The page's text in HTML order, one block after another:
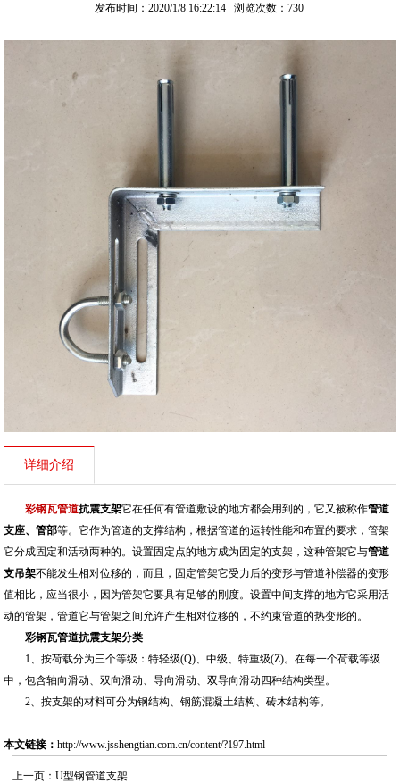
发布时间：2020/1/8 16:22:14 浏览次数： 730
详细介绍
彩钢瓦管道抗震支架它在任何有管道敷设的地方都会用到的，它又被称作管道
支座、管部等。它作为管道的支撑结构，根据管道的运转性能和布置的要求，管架
它分成固定和活动两种的。设置固定点的地方成为固定的支架，这种管架它与管道
支吊架不能发生相对位移的，而且，固定管架它受力后的变形与管道补偿器的变形
值相比，应当很小，因为管架它要具有足够的刚度。设置中间支撑的地方它采用活
动的管架，管道它与管架之间允许产生相对位移的，不约束管道的热变形的。
彩钢瓦管道抗震支架分类
1、按荷载分为三个等级：特轻级(Q)、中级、特重级(Z)。在每一个荷载等级
中，包含轴向滑动、双向滑动、导向滑动、双导向滑动四种结构类型。
2、按支架的材料可分为钢结构、钢筋混凝土结构、砖木结构等。
本文链接：http://www.jsshengtian.com.cn/content/?197.html
上一页：U型钢管道支架